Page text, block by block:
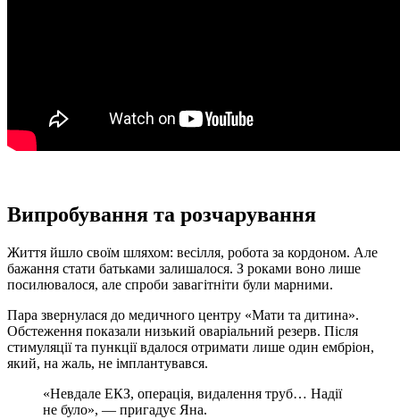
Випробування та розчарування
Життя йшло своїм шляхом: весілля, робота за кордоном. Але
бажання стати батьками залишалося. З роками воно лише
посилювалося, але спроби завагітніти були марними.
Пара звернулася до медичного центру «Мати та дитина».
Обстеження показали низький оваріальний резерв. Після
стимуляції та пункції вдалося отримати лише один ембріон,
який, на жаль, не імплантувався.
«Невдале ЕКЗ, операція, видалення труб… Надії
не було», — пригадує Яна.